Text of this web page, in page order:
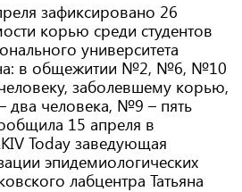
зафиксировано 26
корью среди студентов
университета
в общежитии №2, №6, №10
заболевшему корью,
человека, №9 – пять
15 апреля в
Today заведующая
эпидемиологических
лабцентра Татьяна